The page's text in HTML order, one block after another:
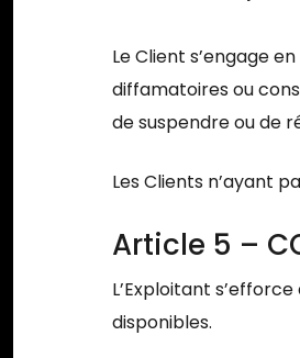
Le Client s’engage
diffamatoires ou
de suspendre ou de
Les Clients n’ayant
Article 5 –
L’Exploitant
disponibles.